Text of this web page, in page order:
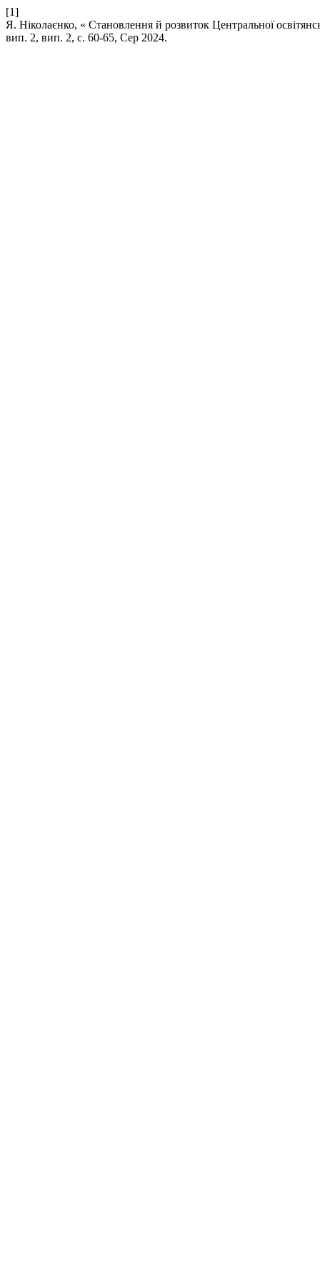
[1]
Я. Ніколаєнко, « Становлення й розвиток Центральної
вип. 2, вип. 2, с. 60-65, Сер 2024.